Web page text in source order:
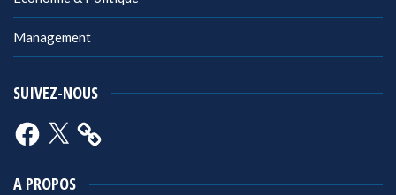
Management
SUIVEZ-NOUS
Facebook
X
A PROPOS